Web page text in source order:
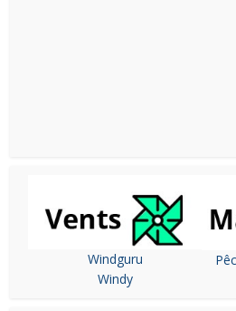
Windguru
Windy